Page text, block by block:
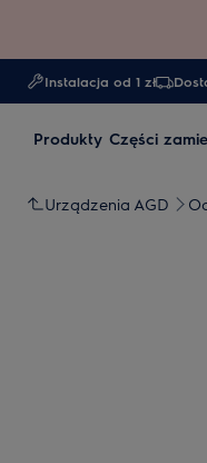
Instalacja od 1 zł
Produkty Części
Urządzenia AGD